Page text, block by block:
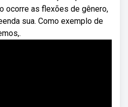
ocorre as flexões de gênero,
sua. Como exemplo de